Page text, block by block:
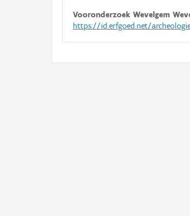
Vooronderzoek Wevelgem
https://id.erfgoed.net/